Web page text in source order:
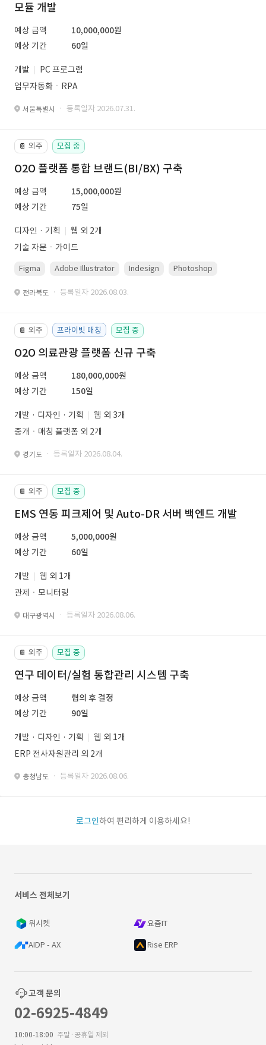
모듈 개발
예상 금액
10,000,000원
예상 기간
60일
개발
PC 프로그램
업무자동화ㆍRPA
서울특별시 · 등록일자 2026.07.31.
📔 외주 모집 중
O2O 플랫폼 통합 브랜드(BI/BX) 구축
예상 금액
15,000,000원
예상 기간
75일
디자인 · 기획
웹 외 2개
기술 자문ㆍ가이드
Figma Adobe Illustrator Indesign Photoshop
전라북도 · 등록일자 2026.08.03.
📔 외주 프라이빗 매칭 모집 중
O2O 의료관광 플랫폼 신규 구축
예상 금액
180,000,000원
예상 기간
150일
개발 · 디자인 · 기획
웹 외 3개
중개ㆍ매칭 플랫폼 외 2개
경기도 · 등록일자 2026.08.04.
📔 외주 모집 중
EMS 연동 피크제어 및 Auto-DR 서버 백엔드 개발
예상 금액
5,000,000원
예상 기간
60일
개발
웹 외 1개
관제ㆍ모니터링
대구광역시 · 등록일자 2026.08.06.
📔 외주 모집 중
연구 데이터/실험 통합관리 시스템 구축
예상 금액
협의 후 결정
예상 기간
90일
개발 · 디자인 · 기획
웹 외 1개
ERP 전사자원관리 외 2개
충청남도 · 등록일자 2026.08.06.
로그인하여 편리하게 이용하세요!
서비스 전체보기
위시켓 요즘IT
AIDP - AX Rise ERP
고객 문의
02-6925-4849
10:00-18:00 주말·공휴일 제외